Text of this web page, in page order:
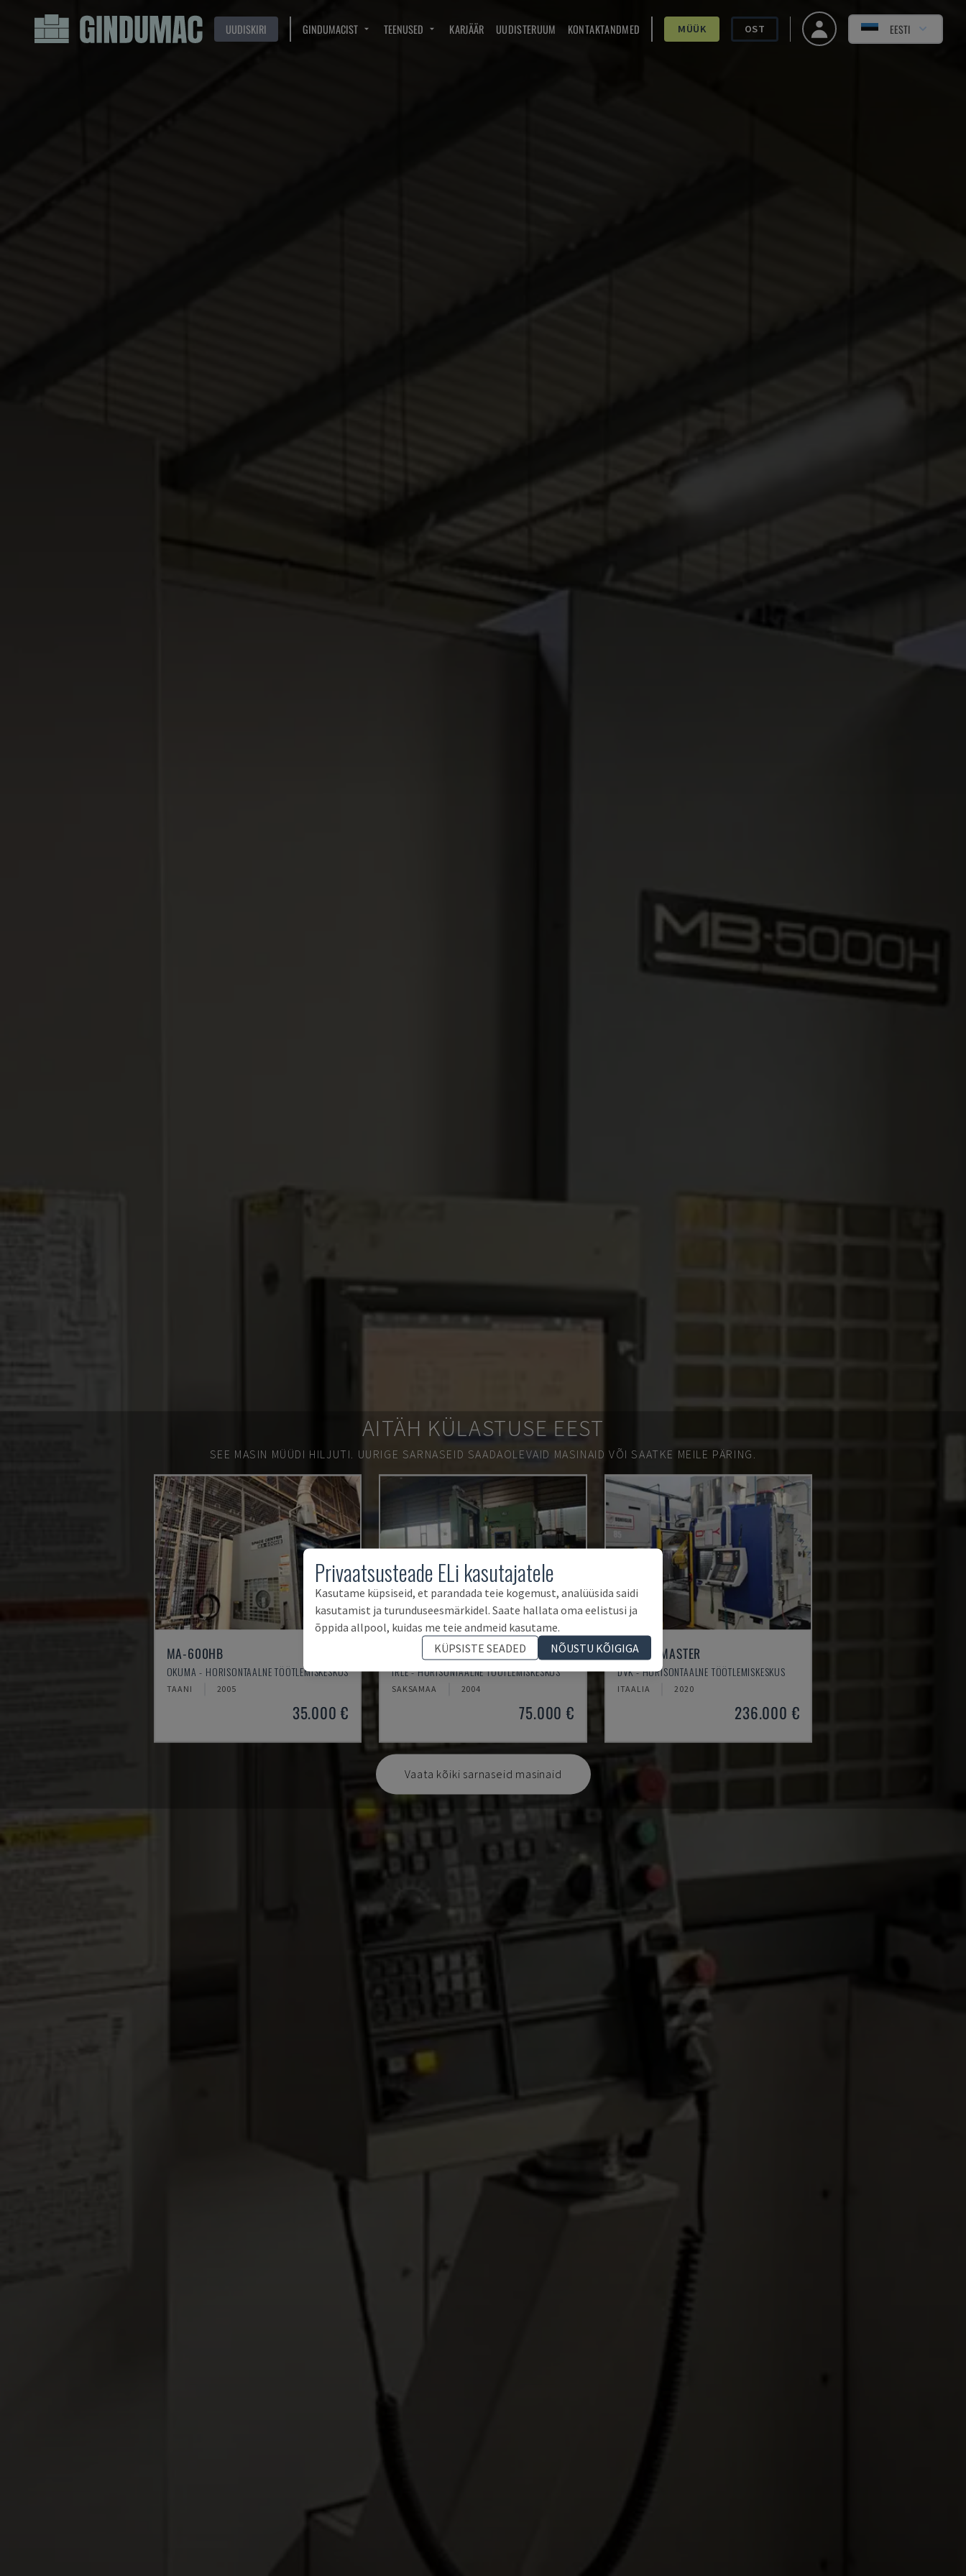
UUDISKIRI GINDUMACIST TEENUSED KARJÄÄR UUDISTERUUM KONTAKTANDMED MÜÜK OST EESTI
AITÄH KÜLASTUSE EEST
SEE MASIN MÜÜDI HILJUTI. UURIGE SARNASEID SAADAOLEVAID MASINAID VÕI SAATKE MEILE PÄRING.
MA-600HB
OKUMA - HORISONTAALNE TÖÖTLEMISKESKUS
TAANI 2005
35.000 €
IRD 1600 CNC
IRLE - HORISONTAALNE TÖÖTLEMISKESKUS
SAKSAMAA 2004
75.000 €
SYSTEM MASTER
DVK - HORISONTAALNE TÖÖTLEMISKESKUS
ITAALIA 2020
236.000 €
Vaata kõiki sarnaseid masinaid
Privaatsusteade ELi kasutajatele
Kasutame küpsiseid, et parandada teie kogemust, analüüsida saidi
kasutamist ja turunduseesmärkidel. Saate hallata oma eelistusi ja
õppida allpool, kuidas me teie andmeid kasutame.
KÜPSISTE SEADED
NÕUSTU KÕIGIGA